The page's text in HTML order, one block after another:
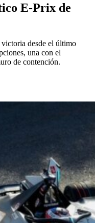
E-Prix de
victoria desde el último
una con el
de contención.